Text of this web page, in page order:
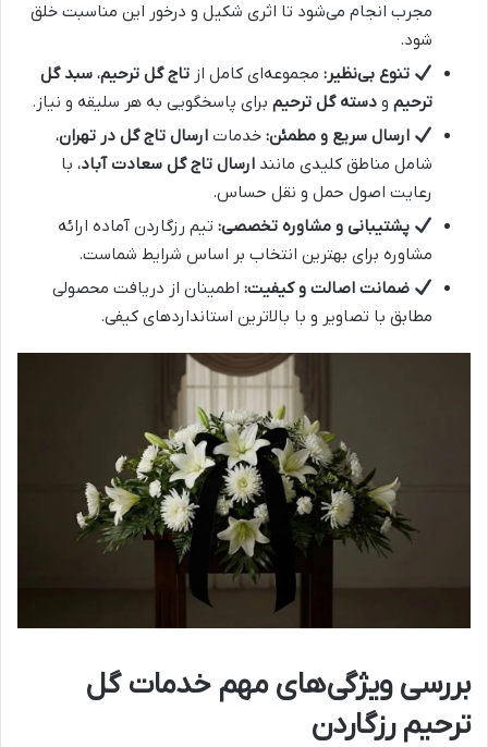
مجرب انجام می‌شود تا اثری شکیل و درخور این مناسبت خلق
شود.
تنوع بی‌نظیر: مجموعه‌ای کامل ازتاج گل ترحیم،سبد گل
ترحیم و دسته گل ترحیم برای پاسخگویی به هر سلیقه و نیاز.
ارسال سریع و مطمئن: خدماتارسال تاج گل در تهران،
شامل مناطق کلیدی مانند ارسال تاج گل سعادت آباد، با
رعایت اصول حمل و نقل حساس.
پشتیبانی و مشاوره تخصصی: تیم رزگاردن آماده ارائه
مشاوره برای بهترین انتخاب بر اساس شرایط شماست.
ضمانت اصالت و کیفیت: اطمینان از دریافت محصولی
مطابق با تصاویر و با بالاترین استانداردهای کیفی.
بررسی ویژگی‌های مهم خدمات گل
ترحیم رزگاردن